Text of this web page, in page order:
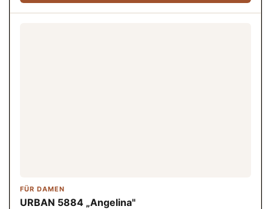
FÜR DAMEN
URBAN 5884 „Angelina"